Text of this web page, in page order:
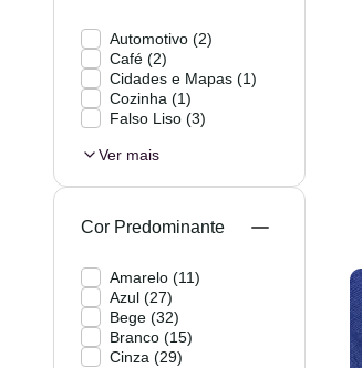
Automotivo (2)
Café (2)
Cidades e Mapas (1)
Cozinha (1)
Falso Liso (3)
Ver mais
Cor Predominante
Amarelo (11)
Azul (27)
Bege (32)
Branco (15)
Cinza (29)